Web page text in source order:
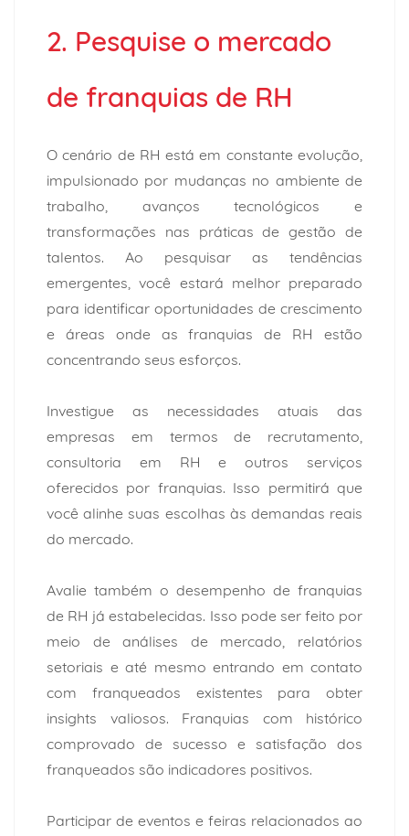
2. Pesquise o mercado
de franquias de RH
O cenário de RH está em constante evolução,
impulsionado por mudanças no ambiente de
trabalho, avanços tecnológicos e
transformações nas práticas degestão de
talentos. Ao pesquisar as tendências
emergentes, você estará melhor preparado
para identificar oportunidades de crescimento
e áreas onde as franquias de RH estão
concentrando seus esforços.
Investigue as necessidades atuais das
empresas em termos de recrutamento,
consultoria em RH e outros serviços
oferecidos por franquias. Isso permitirá que
você alinhe suas escolhas às demandas reais
do mercado.
Avalie também o desempenho de franquias
de RH já estabelecidas. Isso pode ser feito por
meio de análises de mercado, relatórios
setoriais e até mesmo entrando em contato
com franqueados existentes para obter
insights valiosos. Franquias com histórico
comprovado de sucesso e satisfação dos
franqueados são indicadores positivos.
Participar de eventos e feiras relacionados ao